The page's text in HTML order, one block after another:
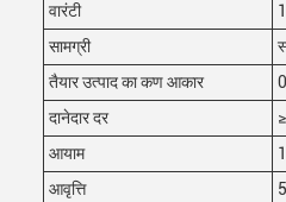
वारंटी
सामग्री
तैयार उत्पाद का कण आकार
दानेदार दर
आयाम
आवृत्ति